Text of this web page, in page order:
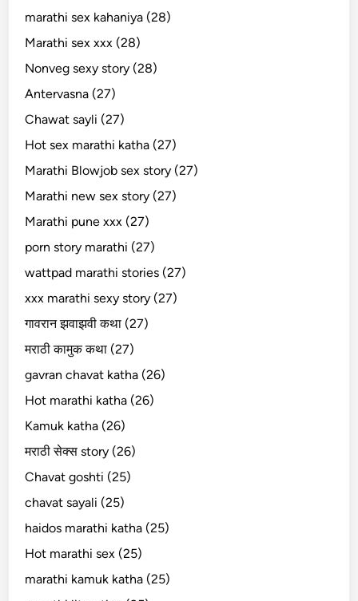
marathi sex kahaniya (28)
Marathi sex xxx (28)
Nonveg sexy story (28)
Antervasna (27)
Chawat sayli (27)
Hot sex marathi katha (27)
Marathi Blowjob sex story (27)
Marathi new sex story (27)
Marathi pune xxx (27)
porn story marathi (27)
wattpad marathi stories (27)
xxx marathi sexy story (27)
गावरान झवाझवी कथा (27)
मराठी कामुक कथा (27)
gavran chavat katha (26)
Hot marathi katha (26)
Kamuk katha (26)
मराठी सेक्स story (26)
Chavat goshti (25)
chavat sayali (25)
haidos marathi katha (25)
Hot marathi sex (25)
marathi kamuk katha (25)